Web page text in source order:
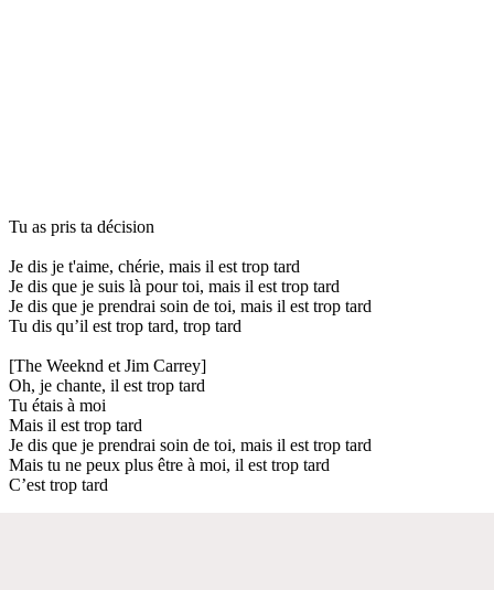
Tu as pris ta décision
Je dis je t'aime, chérie, mais il est trop tard
Je dis que je suis là pour toi, mais il est trop tard
Je dis que je prendrai soin de toi, mais il est trop tard
Tu dis qu’il est trop tard, trop tard
[The Weeknd et Jim Carrey]
Oh, je chante, il est trop tard
Tu étais à moi
Mais il est trop tard
Je dis que je prendrai soin de toi, mais il est trop tard
Mais tu ne peux plus être à moi, il est trop tard
C’est trop tard